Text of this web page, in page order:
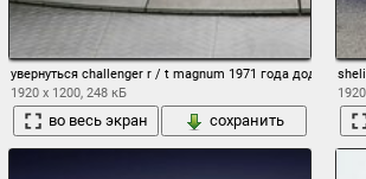
\ 'ы chevelle ss концепция 2011 шевроле шевиль вид
увернуться challenger r / t magnum 1971 года додж
1920 x 1200, 248 кБ
во весь экран сохранить